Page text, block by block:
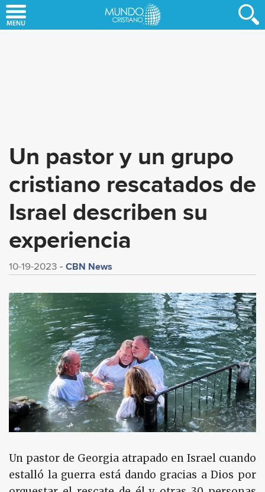
to
Un pastor y un grupo
cristiano rescatados de
Israel describen su
experiencia
10-19-2023 CBN News
Un pastor de Georgia atrapado en Israel cuando
estalló la guerra está dando gracias a Dios por